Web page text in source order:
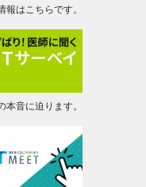
はこちらです。
音に迫ります。